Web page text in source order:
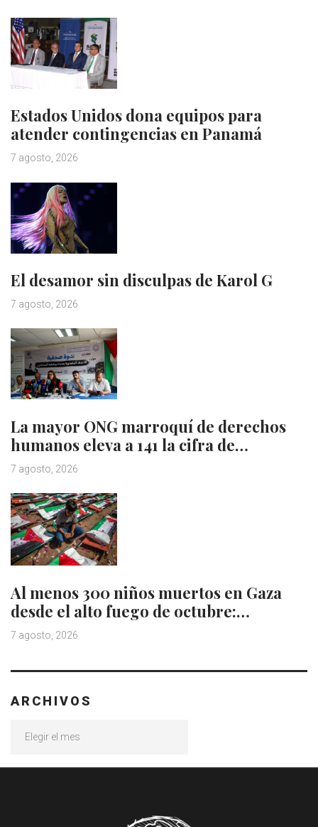
Estados Unidos dona equipos para
atender contingencias en Panamá
7 agosto, 2026
El desamor sin disculpas de Karol G
7 agosto, 2026
La mayor ONG marroquí de derechos
humanos eleva a 141 la cifra de…
7 agosto, 2026
Al menos 300 niños muertos en Gaza
desde el alto fuego de octubre:…
7 agosto, 2026
ARCHIVOS